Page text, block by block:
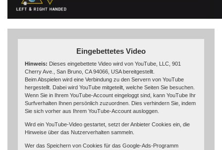
Eingebettetes Video
Hinweis: Dieses eingebettete Video wird von YouTube, LLC, 901
Cherry Ave., San Bruno, CA 94066, USA bereitgestellt.
Beim Abspielen wird eine Verbindung zu den Servern von YouTube
hergestellt. Dabei wird YouTube mitgeteilt, welche Seiten Sie besuchen.
Wenn Sie in Ihrem YouTube-Account eingeloggt sind, kann YouTube Ihr
Surfverhalten Ihnen persönlich zuzuordnen. Dies verhindern Sie, indem
Sie sich vorher aus Ihrem YouTube-Account ausloggen.
Wird ein YouTube-Video gestartet, setzt der Anbieter Cookies ein, die
Hinweise über das Nutzerverhalten sammeln.
Wer das Speichern von Cookies für das Google-Ads-Programm